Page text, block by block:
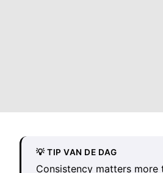
💡 TIP VAN DE DAG
Consistency matters more